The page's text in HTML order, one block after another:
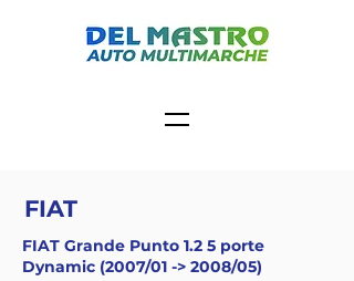
FIAT
FIAT Grande Punto 1.2 5 porte
Dynamic (2007/01 -> 2008/05)